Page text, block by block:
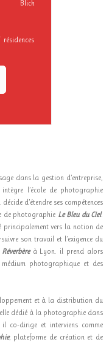
Blick
dans la gestion d’entreprise,
l’école de photographie
d’étendre ses compétences
de photographie Le Bleu du Ciel.
principalement vers la notion de
son travail et l’exigence du
Réverbère à Lyon. il prend alors
médium photographique et des
et à la distribution du
dédié à la photographie dans
co-dirige et interviens comme
, plateforme de création et de